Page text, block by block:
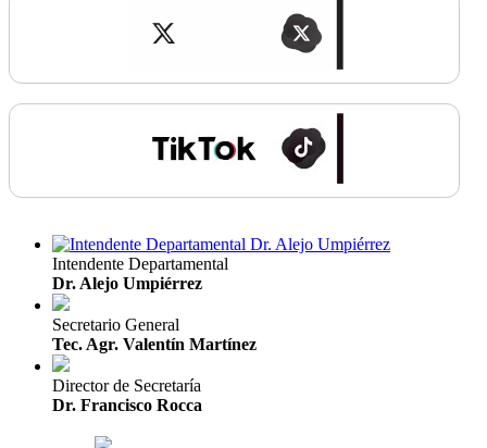
Intendente Departamental
Dr. Alejo Umpiérrez
Secretario General
Tec. Agr. Valentín Martínez
Director de Secretaría
Dr. Francisco Rocca